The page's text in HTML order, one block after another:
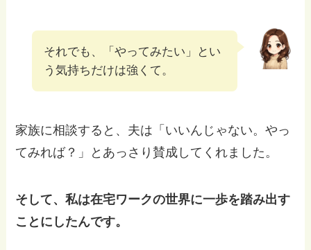
それでも、「やってみたい」とい
う気持ちだけは強くて。
家族に相談すると、夫は「いいんじゃない。やっ
てみれば？」とあっさり賛成してくれました。
そして、私は在宅ワークの世界に一歩を踏み出す
ことにしたんです。